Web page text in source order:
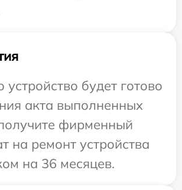
устройство будет готово
акта выполненных
фирменный
на ремонт устройства
на 36 месяцев.